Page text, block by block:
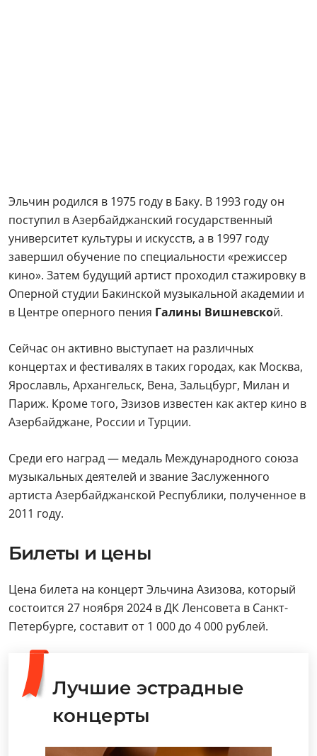
Эльчин родился в 1975 году в Баку. В 1993 году он
поступил в Азербайджанский государственный
университет культуры и искусств, а в 1997 году
завершил обучение по специальности «режиссер
кино». Затем будущий артист проходил стажировку в
Оперной студии Бакинской музыкальной академии и
в Центре оперного пения Галины Вишневской.
Сейчас он активно выступает на различных
концертах и фестивалях в таких городах, как Москва,
Ярославль, Архангельск, Вена, Зальцбург, Милан и
Париж. Кроме того, Эзизов известен как актер кино в
Азербайджане, России и Турции.
Среди его наград — медаль Международного союза
музыкальных деятелей и звание Заслуженного
артиста Азербайджанской Республики, полученное в
2011 году.
Билеты и цены
Цена билета на концерт Эльчина Азизова, который
состоится 27 ноября 2024 в ДК Ленсовета в Санкт-
Петербурге, составит от 1 000 до 4 000 рублей.
Лучшие эстрадные
концерты